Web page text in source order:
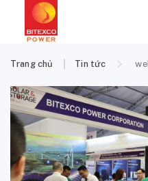
Trang chủ Tin tức